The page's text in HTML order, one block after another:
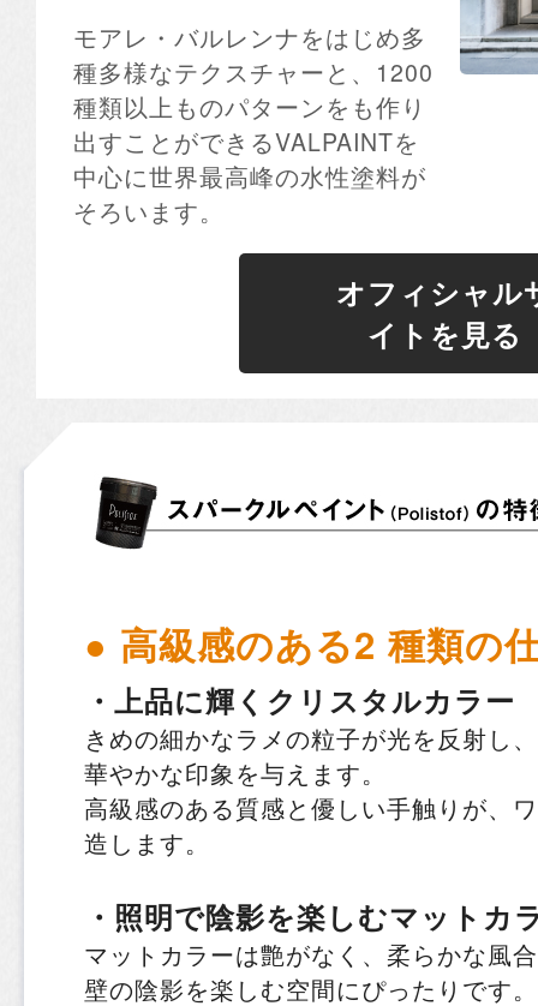
モアレ・バルレンナをはじめ多
種多様なテクスチャーと、1200
種類以上ものパターンをも作り
出すことができるVALPAINTを
中心に世界最高峰の水性塗料が
そろいます。
オフィシャル
イトを見る
● 高級感のある2 種類の
・上品に輝くクリスタルカラー
きめの細かなラメの粒子が光を反射し
華やかな印象を与えます。
高級感のある質感と優しい手触りが、
造します。
・照明で陰影を楽しむマットカ
マットカラーは艶がなく、柔らかな風
壁の陰影を楽しむ空間にぴったりです。